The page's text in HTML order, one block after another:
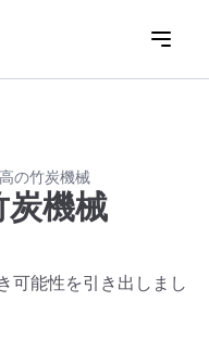
の竹炭機械
機械
可能性を引き出しまし